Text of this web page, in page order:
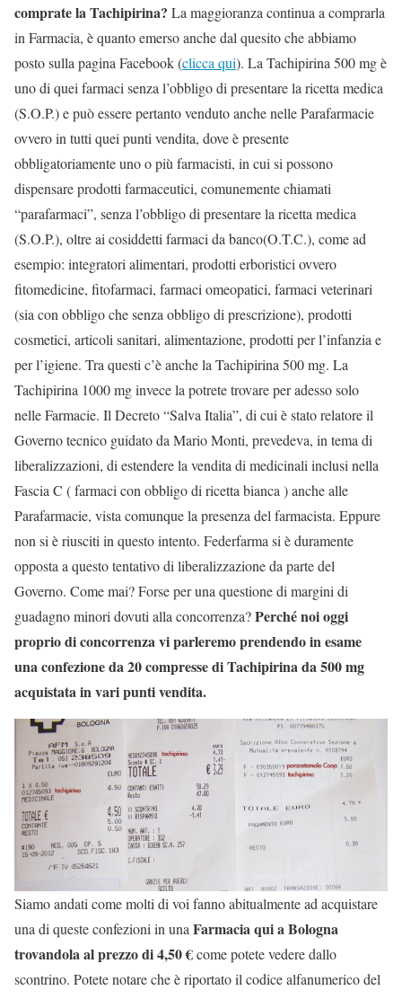
comprate la Tachipirina? La maggioranza continua a comprarla
in Farmacia, è quanto emerso anche dal quesito che abbiamo
posto sulla pagina Facebook (clicca qui). La Tachipirina 500 mg è
uno di quei farmaci senza l’obbligo di presentare la ricetta medica
(S.O.P.) e può essere pertanto venduto anche nelle Parafarmacie
ovvero in tutti quei punti vendita, dove è presente
obbligatoriamente uno o più farmacisti, in cui si possono
dispensare prodotti farmaceutici, comunemente chiamati
“parafarmaci”, senza l’obbligo di presentare la ricetta medica
(S.O.P.), oltre ai cosiddetti farmaci da banco(O.T.C.), come ad
esempio: integratori alimentari, prodotti erboristici ovvero
fitomedicine, fitofarmaci, farmaci omeopatici, farmaci veterinari
(sia con obbligo che senza obbligo di prescrizione), prodotti
cosmetici, articoli sanitari, alimentazione, prodotti per l’infanzia e
per l’igiene. Tra questi c’è anche la Tachipirina 500 mg. La
Tachipirina 1000 mg invece la potrete trovare per adesso solo
nelle Farmacie. Il Decreto “Salva Italia”, di cui è stato relatore il
Governo tecnico guidato da Mario Monti, prevedeva, in tema di
liberalizzazioni, di estendere la vendita di medicinali inclusi nella
Fascia C ( farmaci con obbligo di ricetta bianca ) anche alle
Parafarmacie, vista comunque la presenza del farmacista. Eppure
non si è riusciti in questo intento. Federfarma si è duramente
opposta a questo tentativo di liberalizzazione da parte del
Governo. Come mai? Forse per una questione di margini di
guadagno minori dovuti alla concorrenza?Perché noi oggi
proprio di concorrenza vi parleremo prendendo in esame
una confezione da 20 compresse di Tachipirina da 500 mg
acquistata in vari punti vendita.
Siamo andati come molti di voi fanno abitualmente ad acquistare
una di queste confezioni in una Farmacia qui a Bologna
trovandola al prezzo di 4,50 €come potete vedere dallo
scontrino. Potete notare che è riportato il codice alfanumerico del